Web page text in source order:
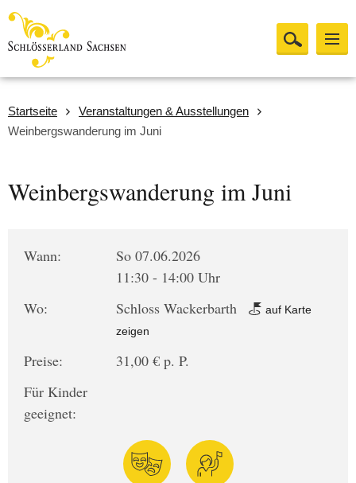
Startseite
Veranstaltungen & Ausstellungen
Weinbergswanderung im Juni
Weinbergswanderung im Juni
Wann:
So 07.06.2026
11:30 - 14:00 Uhr
Wo:
Schloss Wackerbarth
auf Karte
zeigen
Preise:
31,00 € p. P.
Für Kinder
geeignet: